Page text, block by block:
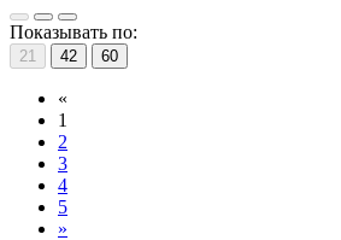
Показывать по:
21 42 60
«
1
2
3
4
5
»